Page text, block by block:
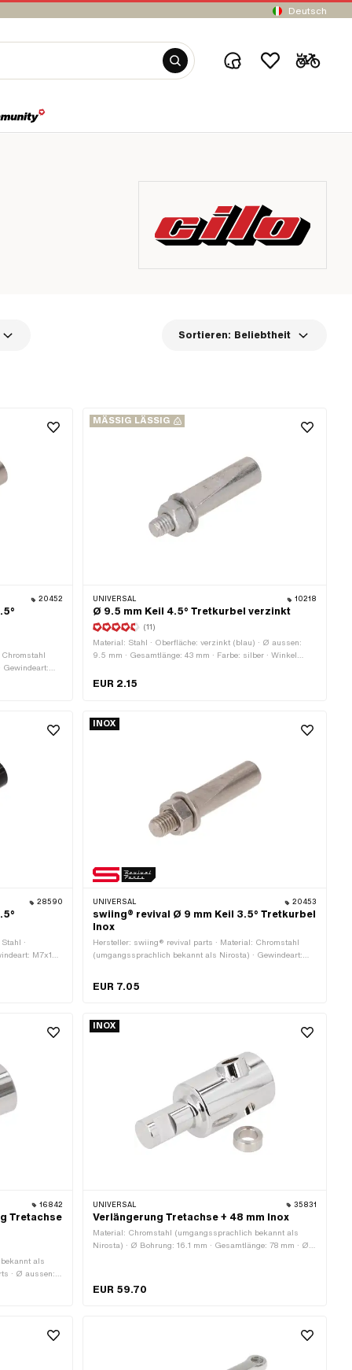
Deutsch
Sortieren: Beliebtheit
20452
3.5° · Ø
MÄSSIG LÄSSIG
UNIVERSAL 10218
Ø 9.5 mm Keil 4.5° Tretkurbel verzinkt
(11)
Material: Stahl · Oberfläche: verzinkt (blau) · Ø aussen:
9.5 mm · Gesamtlänge: 43 mm · Farbe: silber · Winkel
EUR 2.15
28590
·
M7x1
INOX
UNIVERSAL 20453
swiing® revival Ø 9 mm Keil 3.5° Tretkurbel
Inox
Hersteller: swiing® revival parts · Material: Chromstahl
(umgangssprachlich bekannt als Nirosta) · Gewindeart:
EUR 7.05
16842
Tretachse
als
· Ø aussen:
15.8
INOX
UNIVERSAL 35831
Verlängerung Tretachse + 48 mm Inox
Material: Chromstahl (umgangssprachlich bekannt als
Nirosta) · Ø Bohrung: 16.1 mm · Gesamtlänge: 78 mm · Ø
EUR 59.70